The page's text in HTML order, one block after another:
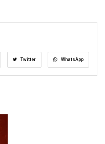
Twitter WhatsApp